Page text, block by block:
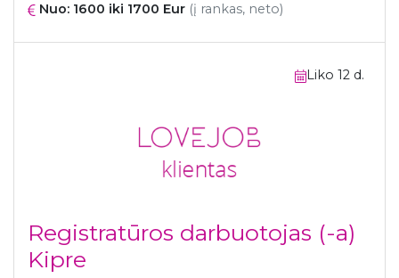
Nuo: 1600 iki 1700 Eur (į rankas, neto)
Liko 12 d.
Registratūros darbuotojas (-a)
Kipre